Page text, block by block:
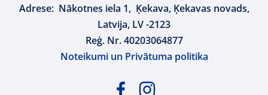
Adrese: Nākotnes iela 1, Ķekava, Ķekavas novads,
Latvija, LV -2123
Reģ. Nr. 40203064877
Noteikumi un Privātuma politika